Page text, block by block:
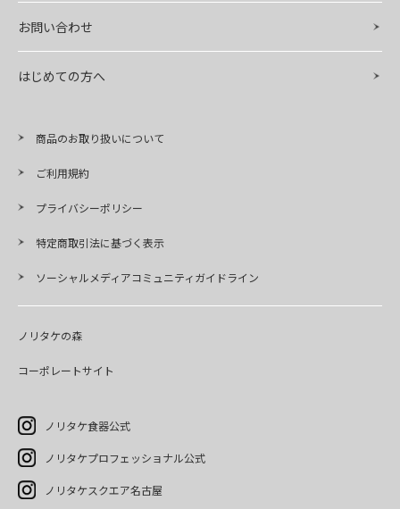
お問い合わせ
はじめての方へ
商品のお取り扱いについて
ご利用規約
プライバシーポリシー
特定商取引法に基づく表示
ソーシャルメディアコミュニティガイドライン
ノリタケの森
コーポレートサイト
ノリタケ食器公式
ノリタケプロフェッショナル公式
ノリタケスクエア名古屋